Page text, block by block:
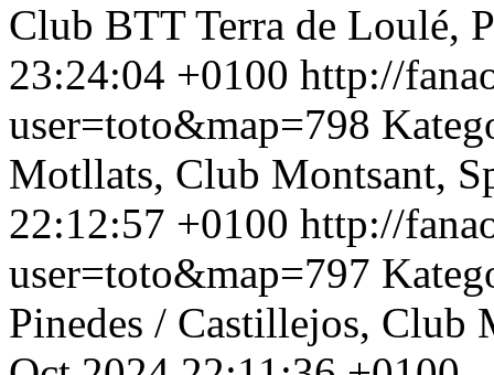
Club BTT Terra de Loulé,
23:24:04 +0100 http://
user=toto&map=798
Motllats, Club Montsant,
22:12:57 +0100 http://
user=toto&map=797
Pinedes / Castillejos, Club